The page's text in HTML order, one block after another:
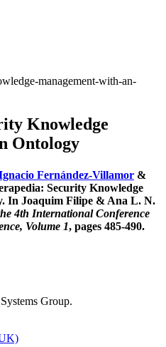
management-with-an-
Knowledge
Ontology
Fernández-Villamor &
Security Knowledge
In Joaquim Filipe & Ana L. N.
4th International Conference
Volume 1, pages 485-490.
Group.